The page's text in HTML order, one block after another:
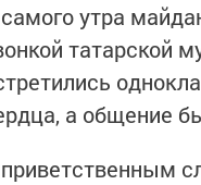
утра
татарской
а общение